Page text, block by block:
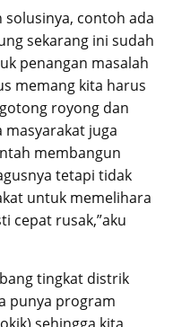
solusinya, contoh ada
sekarang ini sudah
penangan masalah
memang kita harus
royong dan
juga
membangun
tetapi tidak
untuk memelihara
cepat rusak,”aku
tingkat distrik
punya program